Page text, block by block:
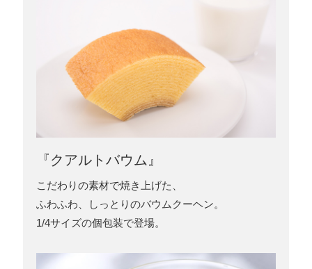
『クアルトバウム』
こだわりの素材で焼き上げた、
ふわふわ、しっとりのバウムクーヘン。
1/4サイズの個包装で登場。